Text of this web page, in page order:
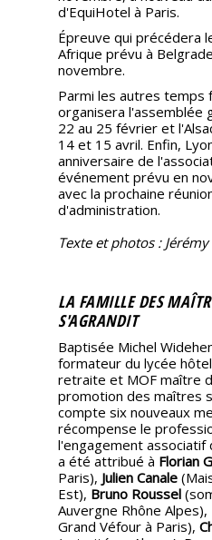
d'EquiHotel à Paris.
Épreuve qui précédera
Afrique prévu à
novembre.
Parmi les autres temps
organisera l'assemblée
22 au 25 février et
14 et 15 avril. Enfin,
anniversaire de
événement prévu en
avec la prochaine
d'administration.
Texte et photos :
LA FAMILLE DES
S'AGRANDIT
Baptisée Michel
formateur du lycée
retraite et MOF maître
promotion des maîtres
compte six nouveaux
récompense le
l'engagement associatif
a été attribué à Florian
Paris), Julien Canale
Est), Bruno Roussel
Auvergne Rhône Alpes),
Grand Véfour à Paris),